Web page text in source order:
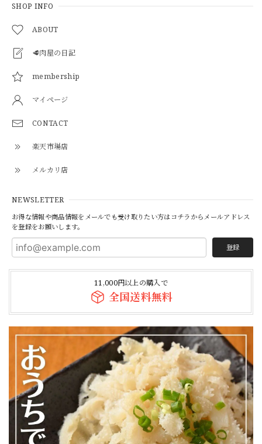
SHOP INFO
ABOUT
🥩肉屋の日記
membership
マイページ
CONTACT
楽天市場店
メルカリ店
NEWSLETTER
お得な情報や商品情報をメールでも受け取りたい方はコチラからメールアドレス
を登録をお願いします。
登録
11,000円以上の購入で
全国送料無料